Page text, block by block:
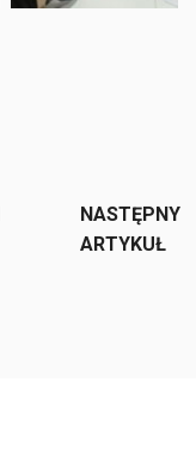
NASTĘPNY
ARTYKUŁ